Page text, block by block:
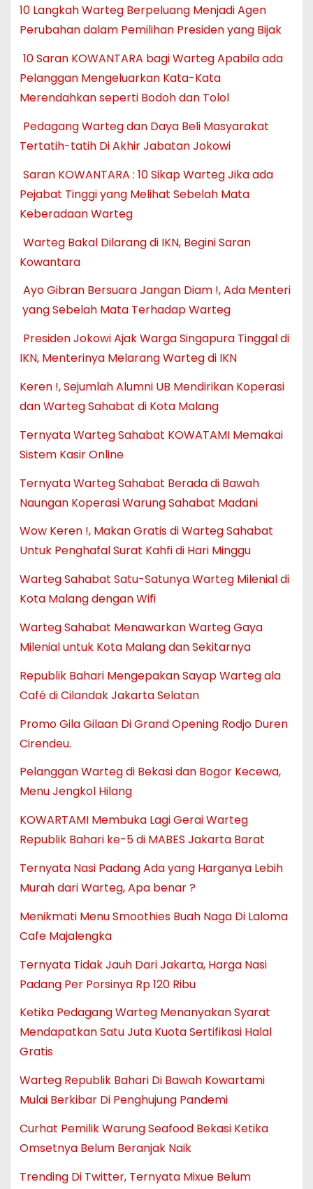
10 Langkah Warteg Berpeluang Menjadi Agen
Perubahan dalam Pemilihan Presiden yang Bijak
10 Saran KOWANTARA bagi Warteg Apabila ada
Pelanggan Mengeluarkan Kata-Kata
Merendahkan seperti Bodoh dan Tolol
Pedagang Warteg dan Daya Beli Masyarakat
Tertatih-tatih Di Akhir Jabatan Jokowi
Saran KOWANTARA : 10 Sikap Warteg Jika ada
Pejabat Tinggi yang Melihat Sebelah Mata
Keberadaan Warteg
Warteg Bakal Dilarang di IKN, Begini Saran
Kowantara
Ayo Gibran Bersuara Jangan Diam !, Ada Menteri
yang Sebelah Mata Terhadap Warteg
Presiden Jokowi Ajak Warga Singapura Tinggal di
IKN, Menterinya Melarang Warteg di IKN
Keren !, Sejumlah Alumni UB Mendirikan Koperasi
dan Warteg Sahabat di Kota Malang
Ternyata Warteg Sahabat KOWATAMI Memakai
Sistem Kasir Online
Ternyata Warteg Sahabat Berada di Bawah
Naungan Koperasi Warung Sahabat Madani
Wow Keren !, Makan Gratis di Warteg Sahabat
Untuk Penghafal Surat Kahfi di Hari Minggu
Warteg Sahabat Satu-Satunya Warteg Milenial di
Kota Malang dengan Wifi
Warteg Sahabat Menawarkan Warteg Gaya
Milenial untuk Kota Malang dan Sekitarnya
Republik Bahari Mengepakan Sayap Warteg ala
Café di Cilandak Jakarta Selatan
Promo Gila Gilaan Di Grand Opening Rodjo Duren
Cirendeu.
Pelanggan Warteg di Bekasi dan Bogor Kecewa,
Menu Jengkol Hilang
KOWARTAMI Membuka Lagi Gerai Warteg
Republik Bahari ke-5 di MABES Jakarta Barat
Ternyata Nasi Padang Ada yang Harganya Lebih
Murah dari Warteg, Apa benar ?
Menikmati Menu Smoothies Buah Naga Di Laloma
Cafe Majalengka
Ternyata Tidak Jauh Dari Jakarta, Harga Nasi
Padang Per Porsinya Rp 120 Ribu
Ketika Pedagang Warteg Menanyakan Syarat
Mendapatkan Satu Juta Kuota Sertifikasi Halal
Gratis
Warteg Republik Bahari Di Bawah Kowartami
Mulai Berkibar Di Penghujung Pandemi
Curhat Pemilik Warung Seafood Bekasi Ketika
Omsetnya Belum Beranjak Naik
Trending Di Twitter, Ternyata Mixue Belum